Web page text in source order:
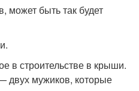
может быть так будет
в строительстве в крыши.
двух мужиков, которые